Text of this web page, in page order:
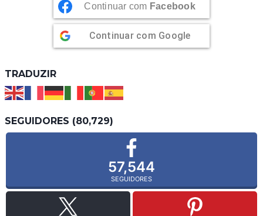
Continuar com Facebook
Continuar com Google
TRADUZIR
SEGUIDORES (80,729)
57,544
SEGUIDORES